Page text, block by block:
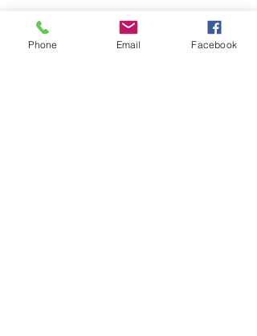
Phone Email Facebook